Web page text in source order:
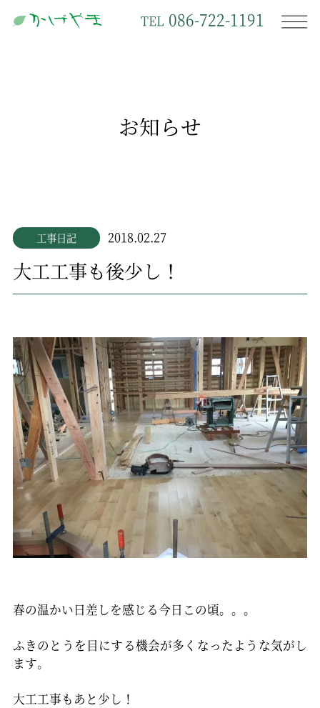
TEL 086-722-1191
お知らせ
工事日記 2018.02.27
大工工事も後少し！
春の温かい日差しを感じる今日この頃。。。
ふきのとうを目にする機会が多くなったような気がし
ます。
大工工事もあと少し！